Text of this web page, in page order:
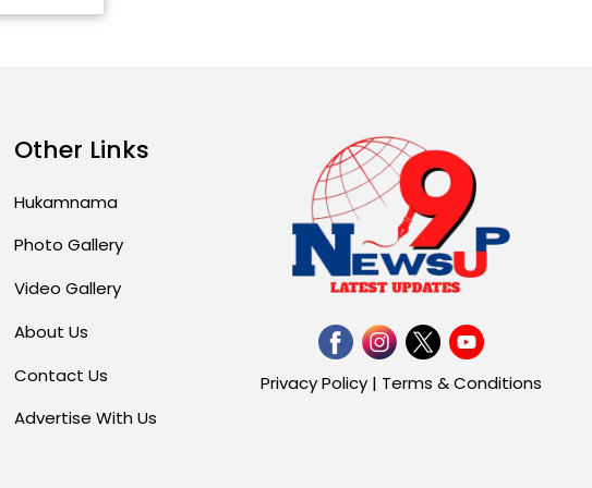
Brothers in Kerala;
Priests Conducting
Rituals...
August 1, 2026 11:24 AM
Other Links
Hukamnama
Photo Gallery
Video Gallery
About Us
Contact Us
Advertise With Us
Privacy Policy| Terms & Conditions